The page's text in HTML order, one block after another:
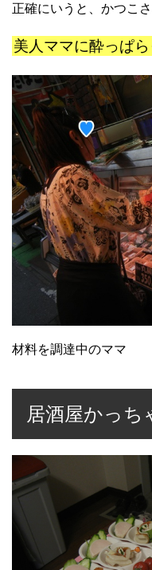
正確にいうと、かつこ
美人ママに酔っぱら
材料を調達中のママ
居酒屋かっち